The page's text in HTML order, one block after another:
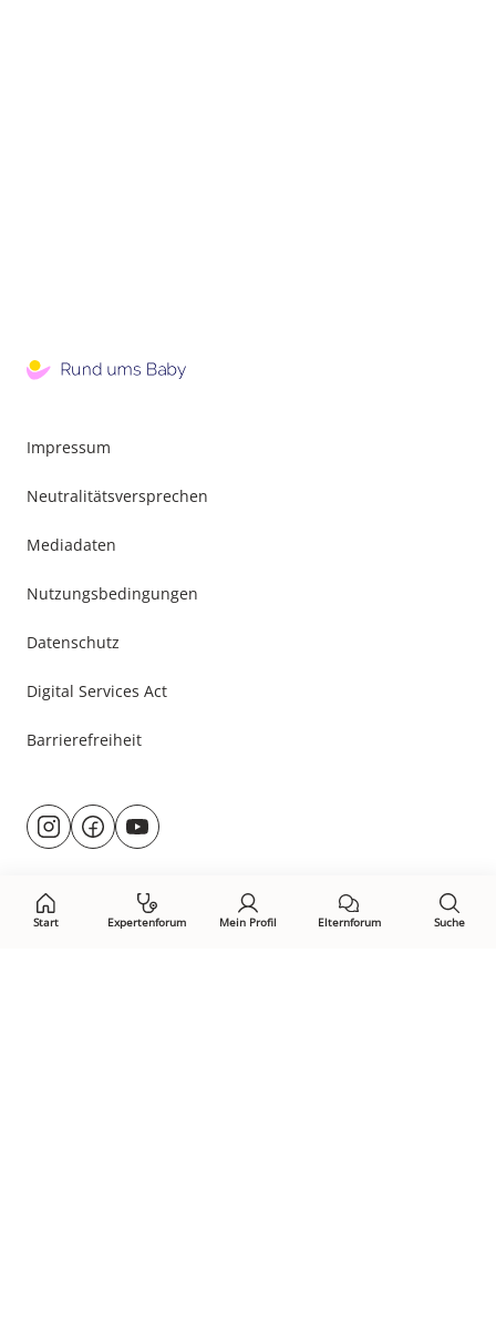
Start Expertenforum Mein Profil Elternforum Suche
Impressum
Neutralitätsversprechen
Mediadaten
Nutzungsbedingungen
Datenschutz
Digital Services Act
Barrierefreiheit
Besuche
uns@rund.ums.baby
facebook.com/rundumsbaby.de
youtube.com/@rundumsbaby_